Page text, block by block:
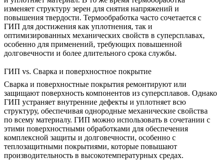
изменяет структуру зерен для снятия напряжений и
повышения твердости. Термообработка часто сочетается с
ГИП для достижения как уплотнения, так и
оптимизированных механических свойств в суперсплавах,
особенно для применений, требующих повышенной
долговечности и более длительного срока службы.
ГИП vs. Сварка и поверхностное покрытие
Сварка и поверхностные покрытия ремонтируют или
защищают поверхность компонентов из суперсплавов. Однако
ГИП устраняет внутренние дефекты и уплотняет всю
структуру, обеспечивая однородные механические свойства
по всему материалу. ГИП можно использовать в сочетании с
этими поверхностными обработками для обеспечения
комплексной защиты и долговечности, особенно с
теплозащитными покрытиями, которые повышают
производительность в высокотемпературных средах.